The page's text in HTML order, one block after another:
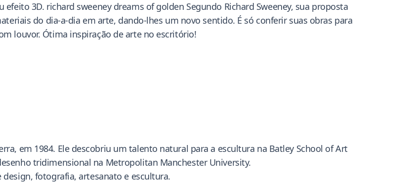
3D. richard sweeney dreams of golden Segundo Richard Sweeney, sua proposta
do dia-a-dia em arte, dando-lhes um novo sentido. É só conferir suas obras para
louvor. Ótima inspiração de arte no escritório!
em 1984. Ele descobriu um talento natural para a escultura na Batley School of Art
tridimensional na Metropolitan Manchester University.
fotografia, artesanato e escultura.